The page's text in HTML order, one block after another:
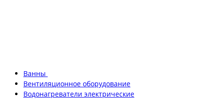
Ванны
Вентиляционное оборудование
Водонагреватели электрические